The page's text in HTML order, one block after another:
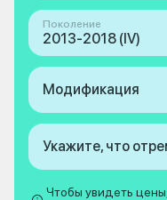
Поколение
2013-2018 (IV)
Модификация
Укажите, что
Чтобы увидеть